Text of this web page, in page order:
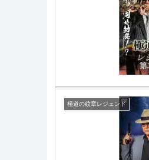
極道の紋章レジェンド